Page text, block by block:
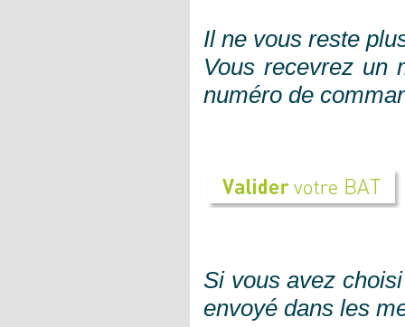
Il ne vous reste
Vous recevrez un
numéro de
Si vous avez
envoyé dans les